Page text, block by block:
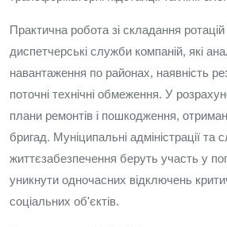
Практична робота зі складання
диспетчерські служби компаній, які
навантаження по районах, наявність
поточні технічні обмеження. У
плани ремонтів і пошкодження,
бригад. Муніципальні адміністрації та
життєзабезпечення беруть участь у
уникнути одночасних відключень
соціальних об'єктів.